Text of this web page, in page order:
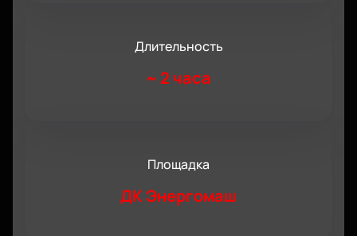
Длительность
~ 2 часа
Площадка
ДК Энергомаш